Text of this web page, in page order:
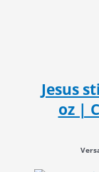
Jesus
oz |